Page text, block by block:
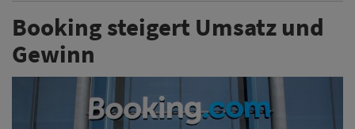
Booking steigert Umsatz und
Gewinn